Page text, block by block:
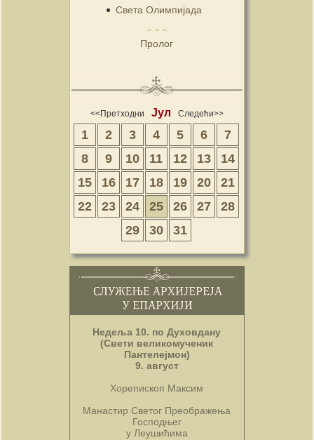
Света Олимпијада
Пролог
<<Претходни Јул Следећи>>
1 2 3 4 5 6
7
8
9 10 11 12 13
14
15
16 17 18 19 20
21
22
23 24 25 26 27
28
29
30 31
Недеља 10. по Духовдану
(Свети великомученик
Пантелејмон)
9. август
Хорепископ Максим
Манастир Светог Преображења
Господњег
у Леушићима